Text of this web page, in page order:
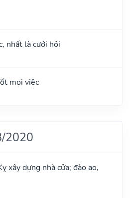
nhất là cưới hỏi
mọi việc
2020
xây dựng nhà cửa; đào ao,